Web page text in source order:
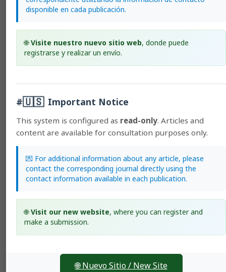
Ramón Mexzón-Vargas,Distancias de siembra y
combate de malezas en pejibaye (Bactris gasipaes K.)
Mesoamericana: Vol. 17, Issue 1 (January-June)
2 3 > >>
General Information
Usage policies
Author guidelines
Subscriptions
Guide for Peer Reviewers
Ethics Code
Digital Preservation
Stringent Indexes
disponible en cada publicación.
🌐Visite nuestro nuevo sitio web, donde puede
registrarse y realizar un envío.
#🇺🇸 Important Notice
This system is configured as read-only. Articles and
content are available for consultation purposes only.
💌 For additional information about any article, please
contact the corresponding journal directly using the
contact information available in each publication.
🌐Visit our new website, where you can register and
make a submission.
🌐 Nuevo Sitio / New Site